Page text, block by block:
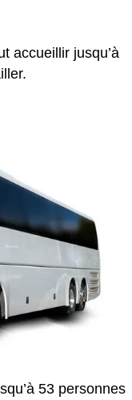
accueillir jusqu’à
53 personnes